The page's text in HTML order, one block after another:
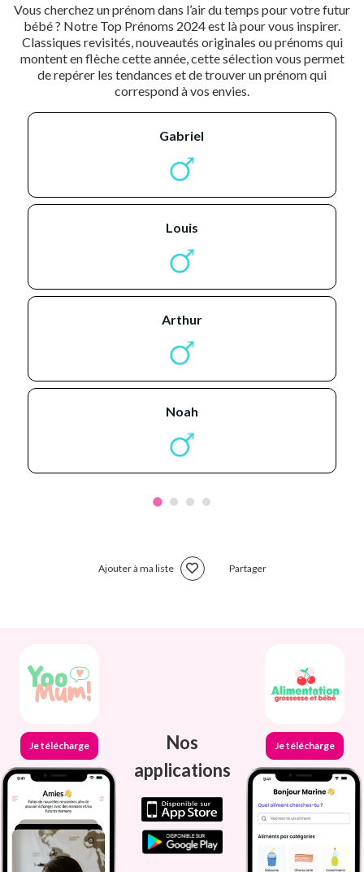
Vous cherchez un prénom dans l’air du temps pour votre futur
bébé ? Notre Top Prénoms 2024 est là pour vous inspirer.
Classiques revisités, nouveautés originales ou prénoms qui
montent en flèche cette année, cette sélection vous permet
de repérer les tendances et de trouver un prénom qui
correspond à vos envies.
gabriel
louis
arthur
noah
Ajouter à ma liste Partager
Je télécharge
Nos
applications
Je télécharge